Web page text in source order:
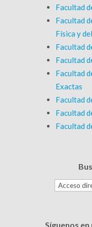
Facultad
Facultad
Física y
Facultad
Facultad
Facultad
Exactas
Facultad
Facultad
Facultad
Síguenos